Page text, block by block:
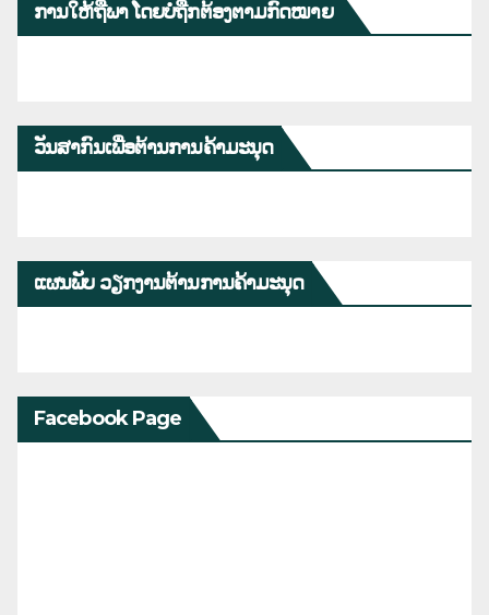
ການໃຫ້ຖືພາ ໂດຍບໍ່ຖືກຕ້ອງຕາມກົດໝາຍ
ວັນສາກົນເພື່ອຕ້ານການຄ້າມະນຸດ
ແຜນພັບ ວຽກງານຕ້ານການຄ້າມະນຸດ
Facebook Page